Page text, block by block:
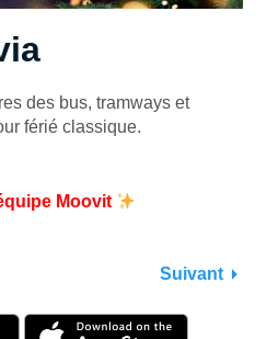
des bus, tramways et
férié classique.
Moovit
Suivant